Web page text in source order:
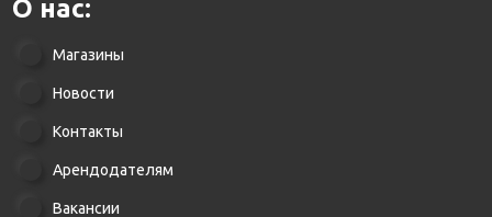
О нас:
Магазины
Новости
Контакты
Арендодателям
Вакансии